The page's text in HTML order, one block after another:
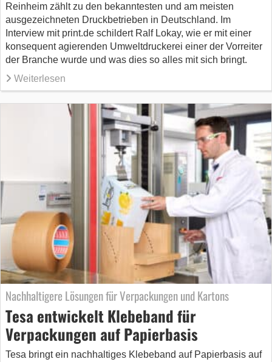
Reinheim zählt zu den bekanntesten und am meisten
ausgezeichneten Druckbetrieben in Deutschland. Im
Interview mit print.de schildert Ralf Lokay, wie er mit einer
konsequent agierenden Umweltdruckerei einer der Vorreiter
der Branche wurde und was dies so alles mit sich bringt.
Weiterlesen
Nachhaltigere Lösungen für Verpackungen und Kartons
Tesa entwickelt Klebeband für
Verpackungen auf Papierbasis
Tesa bringt ein nachhaltiges Klebeband auf Papierbasis auf